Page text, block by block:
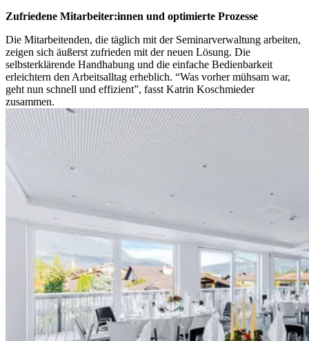
Zufriedene Mitarbeiter:innen und optimierte Prozesse
Die Mitarbeitenden, die täglich mit der Seminarverwaltung arbeiten,
zeigen sich äußerst zufrieden mit der neuen Lösung. Die
selbsterklärende Handhabung und die einfache Bedienbarkeit
erleichtern den Arbeitsalltag erheblich. “Was vorher mühsam war,
geht nun schnell und effizient”, fasst Katrin Koschmieder
zusammen.